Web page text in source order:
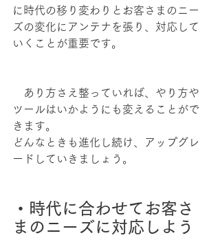
に時代の移り変わりとお客さまのニー
ズの変化にアンテナを張り、対応して
いくことが重要です。
あり方さえ整っていれば、やり方や
ツールはいかようにも変えることがで
きます。
どんなときも進化し続け、アップグレ
ードしていきましょう。
・時代に合わせてお客さ
まのニーズに対応しよう